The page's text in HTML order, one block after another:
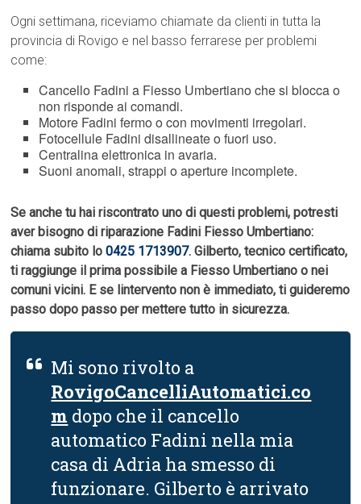
Ogni settimana, riceviamo chiamate da clienti in tutta la
provincia di Rovigo e nel basso ferrarese per problemi
come:
Cancello Fadini a Fiesso Umbertiano che si blocca o
non risponde ai comandi.
Motore Fadini fermo o con movimenti irregolari.
Fotocellule Fadini disallineate o fuori uso.
Centralina elettronica in avaria.
Suoni anomali, strappi o aperture incomplete.
Se anche tu hai riscontrato uno di questi problemi, potresti
aver bisogno di riparazione Fadini Fiesso Umbertiano:
chiama subito lo0425 1713907. Gilberto, tecnico certificato,
ti raggiunge il prima possibile a Fiesso Umbertiano o nei
comuni vicini. E se lintervento non è immediato, ti guideremo
passo dopo passo per mettere tutto in sicurezza.
Mi sono rivolto a
RovigoCancelliAutomatici.co
m dopo che il cancello
automatico Fadini nella mia
casa di Adria ha smesso di
funzionare. Gilberto è arrivato